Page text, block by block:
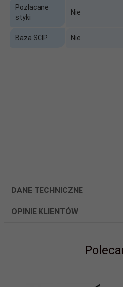
Pozłacane
styki
Nie
Baza SCIP Nie
DANE TECHNICZNE
OPINIE KLIENTÓW